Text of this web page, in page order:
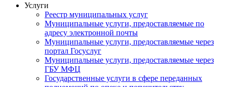
Услуги
Реестр муниципальных услуг
Муниципальные услуги, предоставляемые по
адресу электронной почты
Муниципальные услуги, предоставляемые через
портал Госуслуг
Муниципальные услуги, предоставляемые через
ГБУ МФЦ
Государственные услуги в сфере переданных